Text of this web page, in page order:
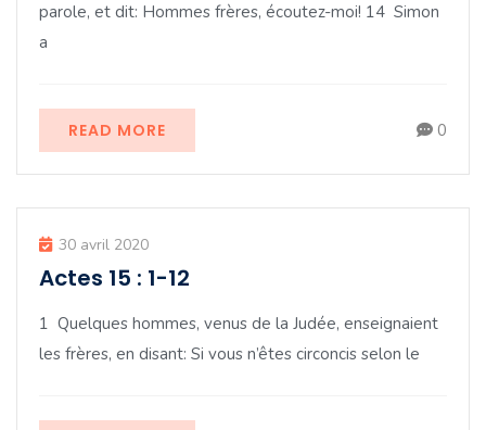
parole, et dit: Hommes frères, écoutez-moi! 14 Simon
a
READ MORE 0
30 avril 2020
Actes 15 : 1-12
1 Quelques hommes, venus de la Judée, enseignaient
les frères, en disant: Si vous n’êtes circoncis selon le